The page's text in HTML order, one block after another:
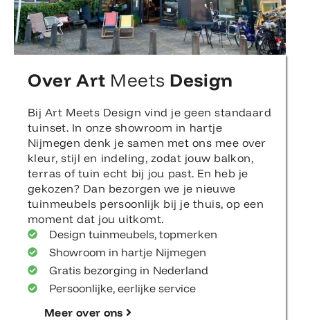
Over Art Meets Design
Bij Art Meets Design vind je geen standaard
tuinset. In onze showroom in hartje
Nijmegen denk je samen met ons mee over
kleur, stijl en indeling, zodat jouw balkon,
terras of tuin echt bij jou past. En heb je
gekozen? Dan bezorgen we je nieuwe
tuinmeubels persoonlijk bij je thuis, op een
moment dat jou uitkomt.
Design tuinmeubels, topmerken
Showroom in hartje Nijmegen
Gratis bezorging in Nederland
Persoonlijke, eerlijke service
Meer over ons